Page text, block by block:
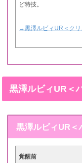
ど特技。
→黒澤ルビィUR＜ク
黒澤ルビィUR＜
黒澤ルビィUR＜
覚醒前